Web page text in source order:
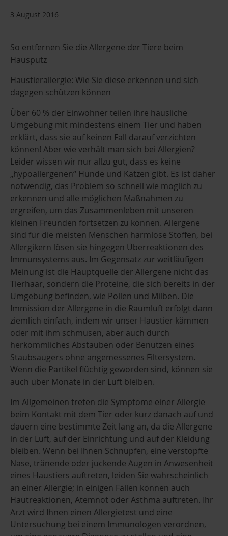
3 August 2016
So entfernen Sie die Allergene der Tiere beim
Hausputz
Haustierallergie: Wie Sie diese erkennen und sich
dagegen schützen können
Über 60 % der Einwohner teilen ihre häusliche
Umgebung mit mindestens einem Tier und haben
erklärt, dass sie auf keinen Fall darauf verzichten
können! Aber wie verhält man sich bei Allergien?
Leider wissen wir nur allzu gut, dass es keine
„hypoallergenen“ Hunde und Katzen gibt. Es ist daher
notwendig, das Problem so schnell wie möglich zu
erkennen und alle möglichen Maßnahmen zu
ergreifen, um das Zusammenleben mit unseren
kleinen Freunden fortsetzen zu können. Allergene
sind für die meisten Menschen harmlose Stoffen, bei
Allergikern lösen sie hingegen Überreaktionen des
Immunsystems aus. Im Gegensatz zur weitläufigen
Meinung ist die Hauptquelle der Allergene nicht das
Tierhaar, sondern die Proteine, die sich bereits in der
Umgebung befinden, wie Pollen und Milben. Die
Immission der Allergene in die Raumluft erfolgt dann
ziemlich einfach, indem wir unser Haustier kämmen
oder mit ihm schmusen, aber auch durch
herkömmliches Abstauben oder Benutzen eines
Staubsaugers ohne angemessenes Filtersystem.
Wenn die Partikel flüchtig geworden sind, können sie
auch über Monate in der Luft bleiben.
Im Allgemeinen treten die Symptome einer Allergie
beim Kontakt mit dem Tier oder kurz danach auf und
dauern eine bestimmte Zeit lang an, da die Allergene
in der Luft, auf der Einrichtung und auf der Kleidung
bleiben. Wenn bei Ihnen Schnupfen, eine verstopfte
Nase, tränende oder juckende Augen in Anwesenheit
eines Haustiers auftreten, leiden Sie wahrscheinlich
an einer Allergie; in einigen Fällen können auch
Hautreaktionen, Atemnot oder Asthma auftreten. Ihr
Arzt wird Ihnen einen Allergietest und eine
Untersuchung bei einem Immunologen verordnen,